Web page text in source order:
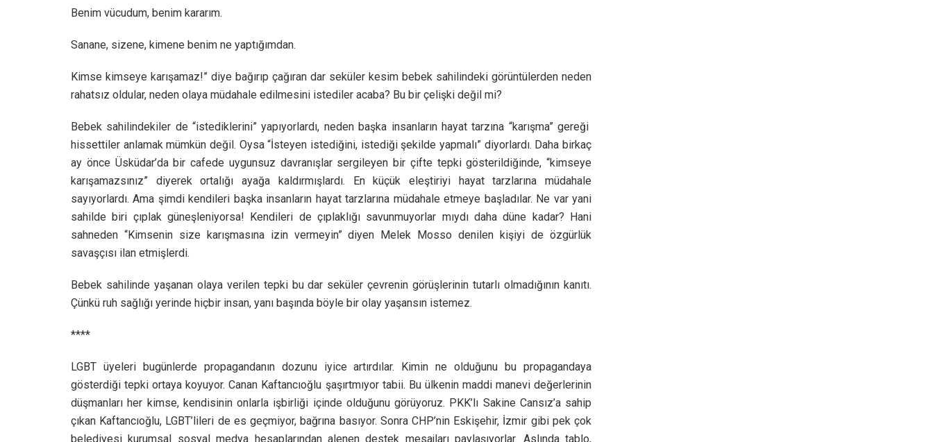
Benim vücudum, benim kararım.
Sanane, sizene, kimene benim ne yaptığımdan.
Kimse kimseye karışamaz!” diye bağırıp çağıran dar seküler kesim bebek sahilindeki görüntülerden neden
rahatsız oldular, neden olaya müdahale edilmesini istediler acaba? Bu bir çelişki değil mi?
Bebek sahilindekiler de “istediklerini” yapıyorlardı, neden başka insanların hayat tarzına “karışma” gereği
hissettiler anlamak mümkün değil. Oysa “İsteyen istediğini, istediği şekilde yapmalı” diyorlardı. Daha birkaç
ay önce Üsküdar’da bir cafede uygunsuz davranışlar sergileyen bir çifte tepki gösterildiğinde, “kimseye
karışamazsınız” diyerek ortalığı ayağa kaldırmışlardı. En küçük eleştiriyi hayat tarzlarına müdahale
sayıyorlardı. Ama şimdi kendileri başka insanların hayat tarzlarına müdahale etmeye başladılar. Ne var yani
sahilde biri çıplak güneşleniyorsa! Kendileri de çıplaklığı savunmuyorlar mıydı daha düne kadar? Hani
sahneden “Kimsenin size karışmasına izin vermeyin” diyen Melek Mosso denilen kişiyi de özgürlük
savaşçısı ilan etmişlerdi.
Bebek sahilinde yaşanan olaya verilen tepki bu dar seküler çevrenin görüşlerinin tutarlı olmadığının kanıtı.
Çünkü ruh sağlığı yerinde hiçbir insan, yanı başında böyle bir olay yaşansın istemez.
****
LGBT üyeleri bugünlerde propagandanın dozunu iyice artırdılar. Kimin ne olduğunu bu propagandaya
gösterdiği tepki ortaya koyuyor. Canan Kaftancıoğlu şaşırtmıyor tabii. Bu ülkenin maddi manevi değerlerinin
düşmanları her kimse, kendisinin onlarla işbirliği içinde olduğunu görüyoruz. PKK’lı Sakine Cansız’a sahip
çıkan Kaftancıoğlu, LGBT’lileri de es geçmiyor, bağrına basıyor. Sonra CHP’nin Eskişehir, İzmir gibi pek çok
belediyesi kurumsal sosyal medya hesaplarından alenen destek mesajları paylaşıyorlar. Aslında tablo,